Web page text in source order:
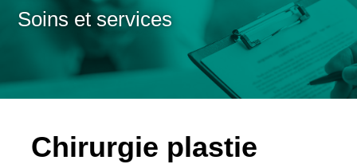
Soins et services
Chirurgie plastie